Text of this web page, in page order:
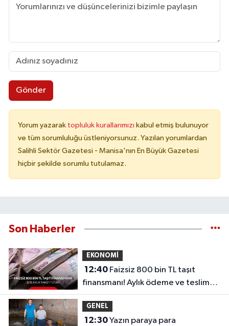
Gönder
Yorum yazarak topluluk kurallarımızı kabul etmiş bulunuyor
ve tüm sorumluluğu üstleniyorsunuz. Yazılan yorumlardan
Salihli Sektör Gazetesi - Manisa'nın En Büyük Gazetesi
hiçbir şekilde sorumlu tutulamaz.
Son Haberler
EKONOMİ
12:40Faizsiz 800 bin TL taşıt
finansmanı! Aylık ödeme ve teslim
tarihi belli oldu
GENEL
12:30Yazın paraya para